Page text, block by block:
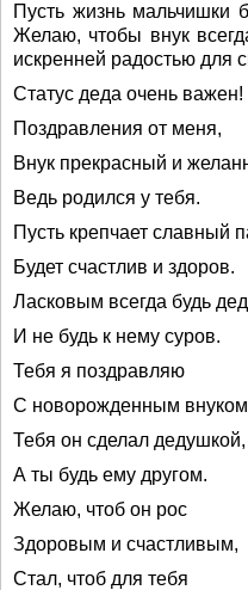
Пусть жизнь мальчишки
Желаю, чтобы внук
искренней радостью для
Статус деда очень важен!
Поздравления от меня,
Внук прекрасный и
Ведь родился у тебя.
Пусть крепчает славный
Будет счастлив и здоров.
Ласковым всегда будь
И не будь к нему суров.
Тебя я поздравляю
С новорожденным
Тебя он сделал дедушкой,
А ты будь ему другом.
Желаю, чтоб он рос
Здоровым и счастливым,
Стал, чтоб для тебя